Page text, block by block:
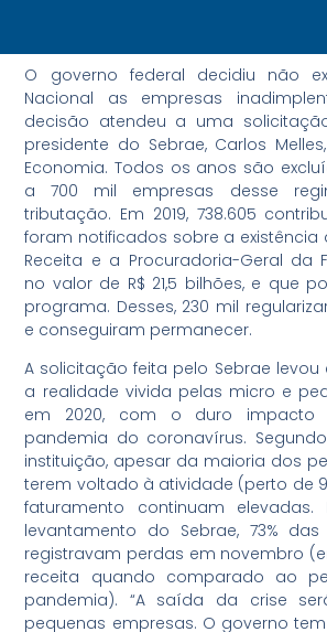
O governo federal decidiu não
Nacional as empresas
decisão atendeu a uma
presidente do Sebrae, Carlos
Economia. Todos os anos são
a 700 mil empresas desse
tributação. Em 2019, 738.605
foram notificados sobre a
Receita e a Procuradoria-Geral da
no valor de R$ 21,5 bilhões, e que
programa. Desses, 230 mil
e conseguiram permanecer.
A solicitação feita pelo Sebrae
a realidade vivida pelas micro e
em 2020, com o duro impacto
pandemia do coronavírus.
instituição, apesar da maioria dos
terem voltado à atividade (perto de
faturamento continuam
levantamento do Sebrae, 73%
registravam perdas em novembro
receita quando comparado ao
pandemia). “A saída da crise
pequenas empresas. O governo